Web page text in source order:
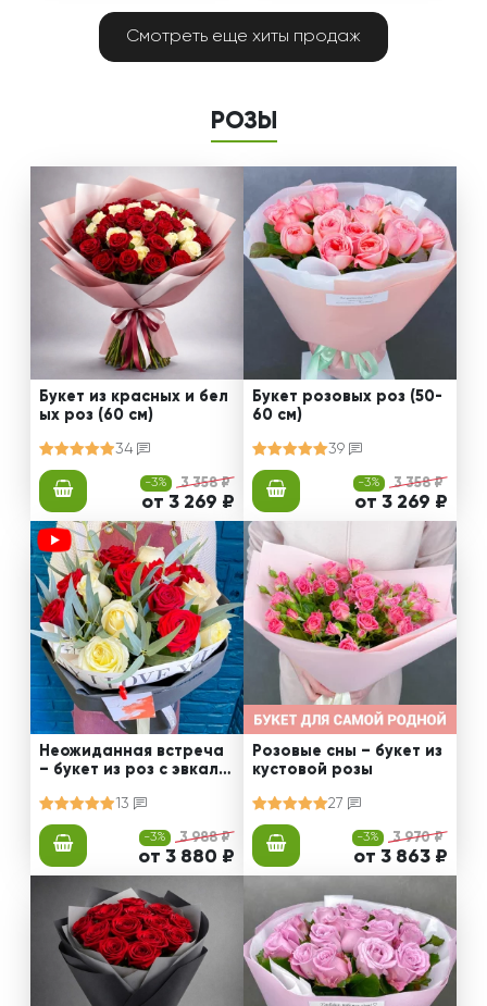
Смотреть еще хиты продаж
РОЗЫ
Букет из красных и бел
ых роз (60 см)
34
-3% 3 358 ₽
от 3 269 ₽
Букет розовых роз (50-
60 см)
39
-3% 3 358 ₽
от 3 269 ₽
Неожиданная встреча
– букет из роз с эвкали
13
-3% 3 988 ₽
от 3 880 ₽
Розовые сны – букет из
кустовой розы
27
-3% 3 970 ₽
от 3 863 ₽